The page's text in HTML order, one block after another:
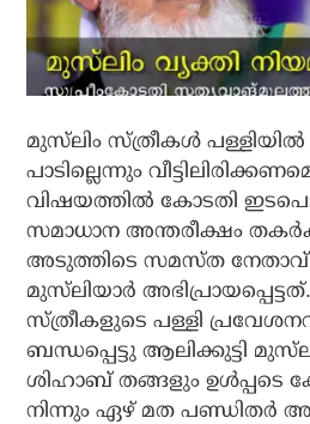
മുസ്‌ലിം സ്ത്രീകൾ
പാടില്ലെന്നും
വിഷയത്തിൽ കോടതി
സമാധാന അന്തരീക്ഷം
അടുത്തിടെ സമസ്‌ത നേതാവ്
മുസ്‌ലിയാർ
സ്ത്രീകളുടെ പള്ളി
ബന്ധപ്പെട്ടു ആലിക്കുട്ടി
ശിഹാബ് തങ്ങളും ഉൾപ്പടെ
നിന്നും ഏഴ് മത പണ്ഡിതർ